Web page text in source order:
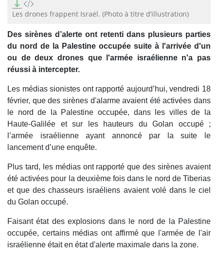
seconds
ofLes drones frappent Israël. (Photo à titre d’illustration)
Des sirènes d’alerte ont retenti dans plusieurs parties
du nord de la Palestine occupée suite à l'arrivée d'un
ou de deux drones que l'armée israélienne n'a pas
réussi à intercepter.
Les médias sionistes ont rapporté aujourd’hui, vendredi 18
février, que des sirènes d'alarme avaient été activées dans
le nord de la Palestine occupée, dans les villes de la
Haute-Galilée et sur les hauteurs du Golan occupé ;
l’armée israélienne ayant annoncé par la suite le
lancement d’une enquête.
Plus tard, les médias ont rapporté que des sirènes avaient
été activées pour la deuxième fois dans le nord de Tiberias
et que des chasseurs israéliens avaient volé dans le ciel
du Golan occupé.
Faisant état des explosions dans le nord de la Palestine
occupée, certains médias ont affirmé que l'armée de l'air
israélienne était en état d'alerte maximale dans la zone.